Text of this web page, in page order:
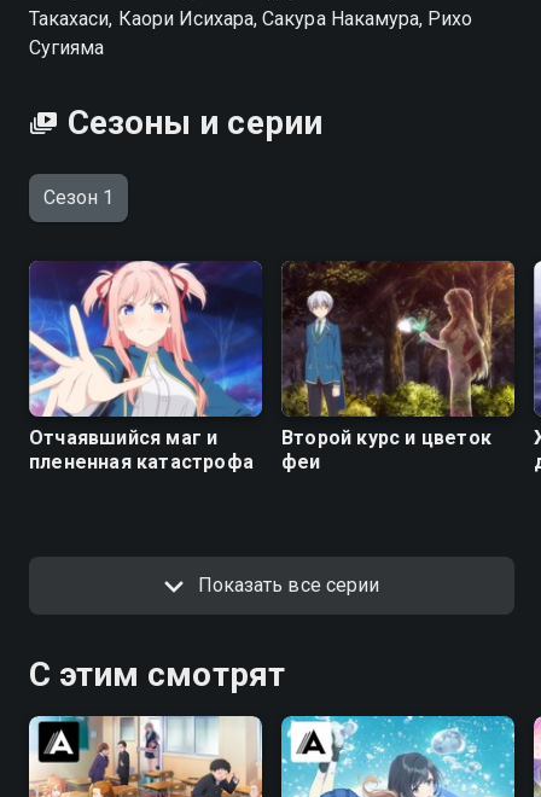
Такахаси, Каори Исихара, Сакура Накамура, Рихо
Сугияма
Сезоны и серии
Сезон 1
Отчаявшийся маг и
плененная катастрофа
Второй курс и цветок
феи
Показать все серии
С этим смотрят